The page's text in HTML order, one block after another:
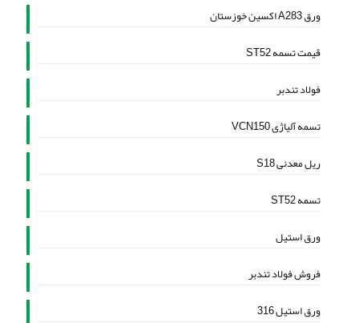
ورق A283 اکسین خوزستان
قیمت تسمه ST52
فولاد تندبر
تسمه آلیاژی VCN150
ریل معدنی S18
تسمه ST52
ورق استیل
فروش فولاد تندبر
ورق استیل 316